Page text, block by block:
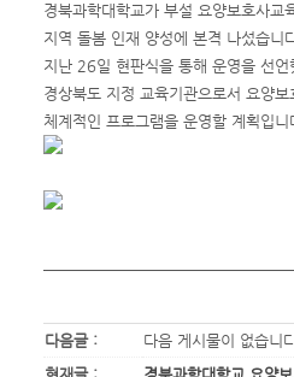
경북과학대학교가 부설 요양보호사교
지역 돌봄 인재 양성에 본격 나섰습니
지난 26일 현판식을 통해 운영을 선언
경상북도 지정 교육기관으로서 요양
체계적인 프로그램을 운영할 계획입
다음글 :
다음 게시물이 없습니